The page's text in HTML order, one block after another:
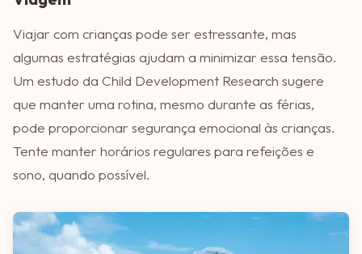
Viajar com crianças pode ser estressante, mas
algumas estratégias ajudam a minimizar essa tensão.
Um estudo da Child Development Research sugere
que manter uma rotina, mesmo durante as férias,
pode proporcionar segurança emocional às crianças.
Tente manter horários regulares para refeições e
sono, quando possível.